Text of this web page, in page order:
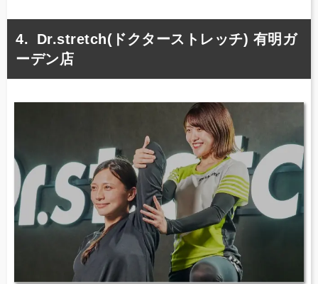
Dr.stretch(ドクターストレッチ) 有明ガ
ーデン店